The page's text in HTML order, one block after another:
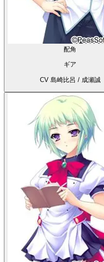
配角
ギア
CV 島崎比呂 / 成瀬誠